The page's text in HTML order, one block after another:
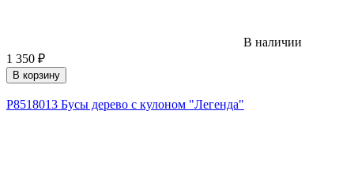
В наличии
1 350 ₽
В корзину
Р8518013 Бусы дерево с кулоном "Легенда"